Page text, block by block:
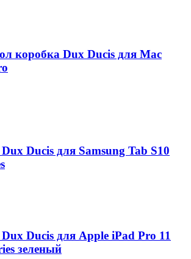
коробка Dux Ducis для Mac
Ducis для Samsung Tab S10
Ducis для Apple iPad Pro 11
зеленый